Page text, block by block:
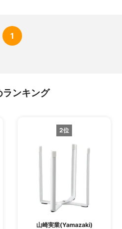
1
ランキング
2位
山崎実業(Yamazaki)